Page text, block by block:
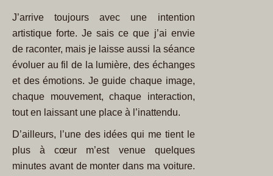
J’arrive toujours avec une intention
artistique forte. Je sais ce que j’ai envie
de raconter, mais je laisse aussi la séance
évoluer au fil de la lumière, des échanges
et des émotions. Je guide chaque image,
chaque mouvement, chaque interaction,
tout en laissant une place à l’inattendu.
D’ailleurs, l’une des idées qui me tient le
plus à cœur m’est venue quelques
minutes avant de monter dans ma voiture.